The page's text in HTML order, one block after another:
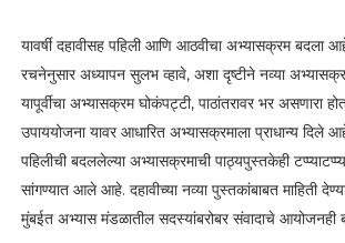
यावर्षी दहावीसह पहिली आणि आठवीचा अभ्यासक्रम बदला
रचनेनुसार अध्यापन सुलभ व्हावे, अशा दृष्टीने नव्या
यापूर्वीचा अभ्यासक्रम घोकंपट्टी, पाठांतरावर भर असणारा
उपाययोजना यावर आधारित अभ्यासक्रमाला प्राधान्य दिले
पहिलीची बदललेल्या अभ्यासक्रमाची पाठ्यपुस्तकेही
सांगण्यात आले आहे. दहावीच्या नव्या पुस्तकांबाबत माहिती
मुंबईत अभ्यास मंडळातील सदस्यांबरोबर संवादाचे